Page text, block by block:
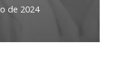
de 2024